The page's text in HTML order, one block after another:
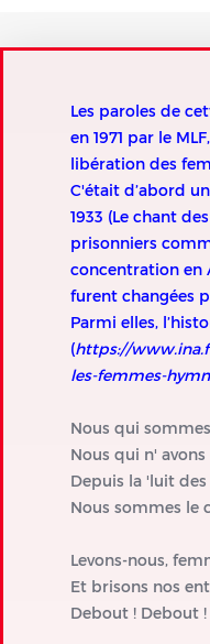
Les paroles de
en 1971 par le
libération des
C'était d’abord
1933 (Le chant
prisonniers
concentration en
furent changées
Parmi elles,
(https://
les-femmes-
Nous qui
Nous qui n'
Depuis la 'luit
Nous sommes le
Levons-nous,
Et brisons nos
Debout ! Debout